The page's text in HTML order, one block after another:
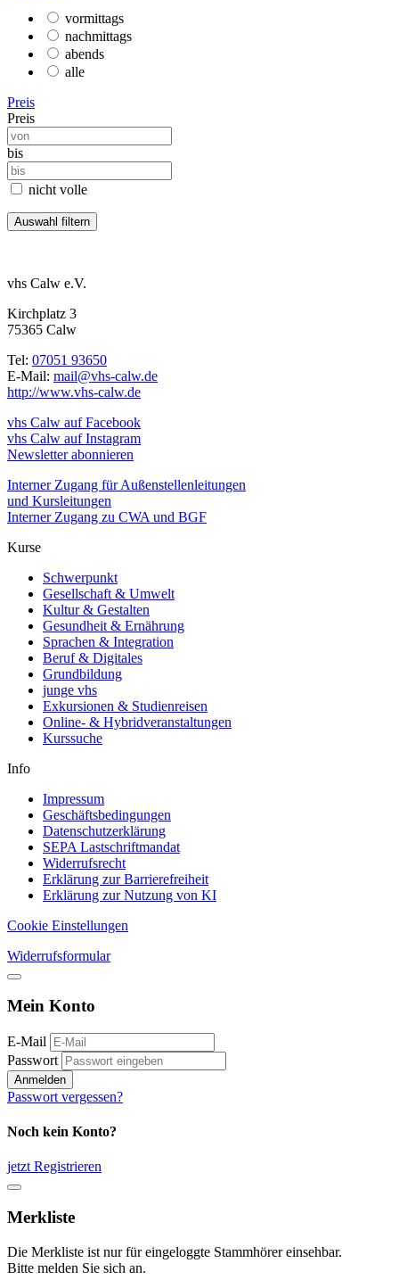
vormittags
nachmittags
abends
alle
Preis
Preis
bis
nicht volle
vhs Calw e.V.
Kirchplatz 3
75365 Calw
Tel: 07051 93650
E-Mail: mail@vhs-calw.de
http://www.vhs-calw.de
vhs Calw auf Facebook
vhs Calw auf Instagram
Newsletter abonnieren
Interner Zugang für Außenstellenleitungen
und Kursleitungen
Interner Zugang zu CWA und BGF
Kurse
Schwerpunkt
Gesellschaft & Umwelt
Kultur & Gestalten
Gesundheit & Ernährung
Sprachen & Integration
Beruf & Digitales
Grundbildung
junge vhs
Exkursionen & Studienreisen
Online- & Hybridveranstaltungen
Kurssuche
Info
Impressum
Geschäftsbedingungen
Datenschutzerklärung
SEPA Lastschriftmandat
Widerrufsrecht
Erklärung zur Barrierefreiheit
Erklärung zur Nutzung von KI
Cookie Einstellungen
Widerrufsformular
Mein Konto
E-Mail
Passwort
Anmelden
Passwort vergessen?
Noch kein Konto?
jetzt Registrieren
Merkliste
Die Merkliste ist nur für eingeloggte Stammhörer einsehbar.
Bitte melden Sie sich an.